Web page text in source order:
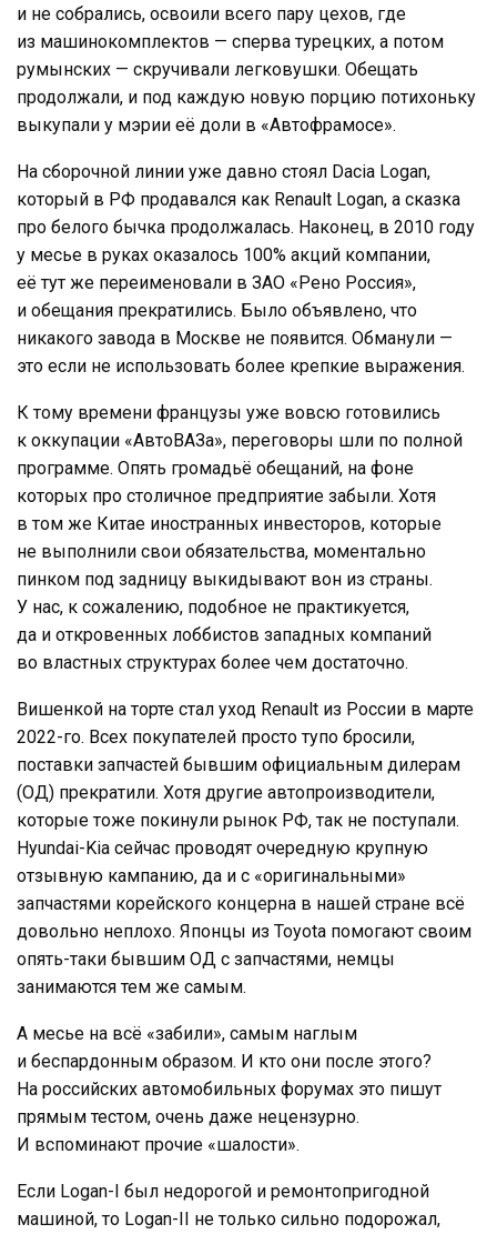
и не собрались, освоили всего пару цехов, где
из машинокомплектов — сперва турецких, а потом
румынских — скручивали легковушки. Обещать
продолжали, и под каждую новую порцию потихоньку
выкупали у мэрии её доли в «Автофрамосе».
На сборочной линии уже давно стоял Dacia Logan,
который в РФ продавался как Renault Logan, а сказка
про белого бычка продолжалась. Наконец, в 2010 году
у месье в руках оказалось 100% акций компании,
её тут же переименовали в ЗАО «Рено Россия»,
и обещания прекратились. Было объявлено, что
никакого завода в Москве не появится. Обманули —
это если не использовать более крепкие выражения.
К тому времени французы уже вовсю готовились
к оккупации «АвтоВАЗа», переговоры шли по полной
программе. Опять громадьё обещаний, на фоне
которых про столичное предприятие забыли. Хотя
в том же Китае иностранных инвесторов, которые
не выполнили свои обязательства, моментально
пинком под задницу выкидывают вон из страны.
У нас, к сожалению, подобное не практикуется,
да и откровенных лоббистов западных компаний
во властных структурах более чем достаточно.
Вишенкой на торте стал уход Renault из России в марте
2022-го. Всех покупателей просто тупо бросили,
поставки запчастей бывшим официальным дилерам
(ОД) прекратили. Хотя другие автопроизводители,
которые тоже покинули рынок РФ, так не поступали.
Hyundai-Kia сейчас проводят очередную крупную
отзывную кампанию, да и с «оригинальными»
запчастями корейского концерна в нашей стране всё
довольно неплохо. Японцы из Toyota помогают своим
опять-таки бывшим ОД с запчастями, немцы
занимаются тем же самым.
А месье на всё «забили», самым наглым
и беспардонным образом. И кто они после этого?
На российских автомобильных форумах это пишут
прямым тестом, очень даже нецензурно.
И вспоминают прочие «шалости».
Если Logan-I был недорогой и ремонтопригодной
машиной, то Logan-II не только сильно подорожал,